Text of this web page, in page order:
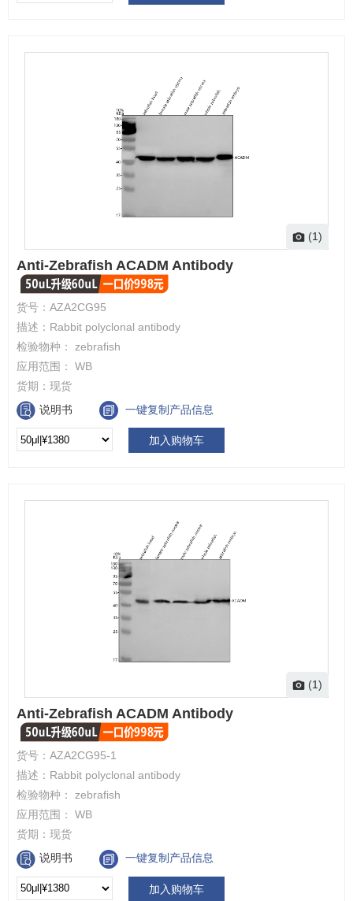
(1)
Anti-Zebrafish ACADM Antibody
货号： AZA2CG95
描述： Rabbit polyclonal antibody
检验物种： zebrafish
应用范围： WB
货期： 现货
说明书
一键复制产品信息
加入购物车
(1)
Anti-Zebrafish ACADM Antibody
货号： AZA2CG95-1
描述： Rabbit polyclonal antibody
检验物种： zebrafish
应用范围： WB
货期： 现货
说明书
一键复制产品信息
加入购物车